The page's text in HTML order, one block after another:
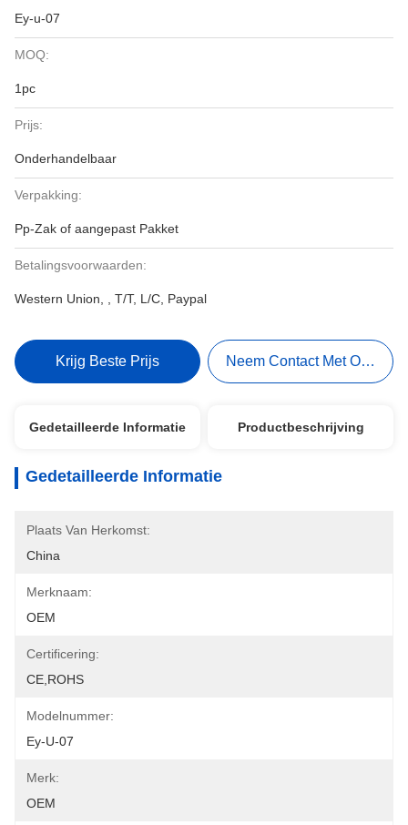
Ey-u-07
MOQ:
1pc
Prijs:
Onderhandelbaar
Verpakking:
Pp-Zak of aangepast Pakket
Betalingsvoorwaarden:
Western Union, , T/T, L/C, Paypal
Krijg Beste Prijs Neem Contact Met Ons Op
Gedetailleerde Informatie Productbeschrijving
Gedetailleerde Informatie
Plaats Van Herkomst:
China
Merknaam:
OEM
Certificering:
CE,ROHS
Modelnummer:
Ey-U-07
Merk:
OEM